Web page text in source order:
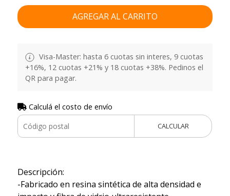
AGREGAR AL CARRITO
Visa-Master: hasta 6 cuotas sin interes, 9 cuotas
+16%, 12 cuotas +21% y 18 cuotas +38%. Pedinos el
QR para pagar.
Calculá el costo de envío
CALCULAR
Descripción:
-Fabricado en resina sintética de alta densidad e